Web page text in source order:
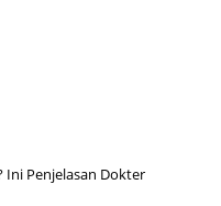
Ini Penjelasan Dokter